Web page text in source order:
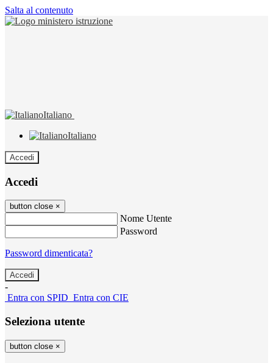
Salta al contenuto
Italiano
Italiano
Accedi
Accedi
button close ×
Nome Utente
Password
Password dimenticata?
-
Entra con SPID Entra con CIE
Seleziona utente
button close ×